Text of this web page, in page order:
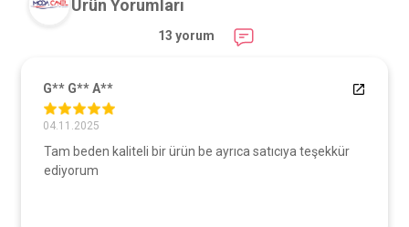
Ürün Yorumları
13 yorum
G** G** A**
04.11.2025
Tam beden kaliteli bir ürün be ayrıca satıcıya teşekkür
ediyorum